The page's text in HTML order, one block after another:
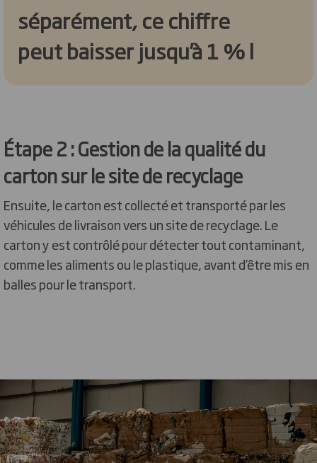
séparément, ce chiffre
peut baisser jusqu’à 1 % !
Étape 2 : Gestion de la qualité du
carton sur le site de recyclage
Ensuite, le carton est collecté et transporté par les
véhicules de livraison vers un site de recyclage. Le
carton y est contrôlé pour détecter tout contaminant,
comme les aliments ou le plastique, avant d’être mis en
balles pour le transport.